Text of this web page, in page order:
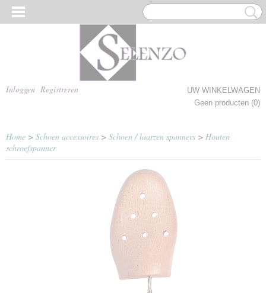
Inloggen Registreren
UW WINKELWAGEN
Geen producten (0)
Home > Schoen accessoires > Schoen / laarzen spanners > Houten
schroefspanner